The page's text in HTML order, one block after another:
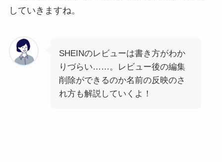
していきますね。
SHEINのレビューは書き方がわか
りづらい……。レビュー後の編集
削除ができるのか名前の反映のさ
れ方も解説していくよ！